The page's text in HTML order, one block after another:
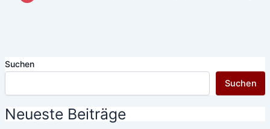
Suchen
Suchen
Neueste Beiträge